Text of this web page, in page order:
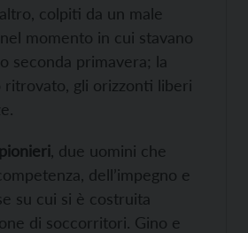
colpiti da un male
momento in cui stavano
seconda primavera; la
ritrovato, gli orizzonti liberi
, due uomini che
dell’impegno e
su cui si è costruita
di soccorritori. Gino e